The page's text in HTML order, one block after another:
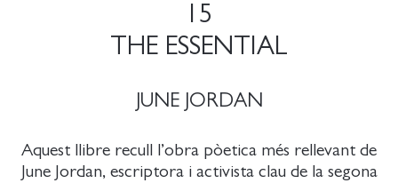
15
THE ESSENTIAL
JUNE JORDAN
Aquest llibre recull l’obra pòetica més rellevant de
June Jordan, escriptora i activista clau de la segona